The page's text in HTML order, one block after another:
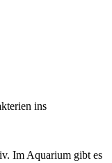
ins
Im Aquarium gibt es